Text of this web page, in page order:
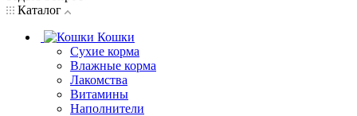
Каталог
Кошки
Сухие корма
Влажные корма
Лакомства
Витамины
Наполнители